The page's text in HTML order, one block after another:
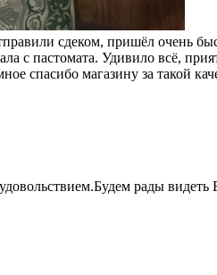
сдеком, пришёл очень
с пастомата. Удивило всё,
спасибо магазину за такой
рады